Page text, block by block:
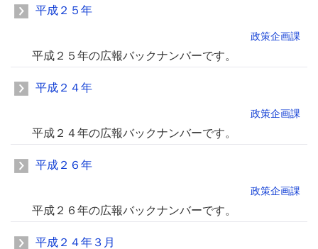
平成２５年
政策企画課
平成２５年の広報バックナンバーです。
平成２４年
政策企画課
平成２４年の広報バックナンバーです。
平成２６年
政策企画課
平成２６年の広報バックナンバーです。
平成２４年３月